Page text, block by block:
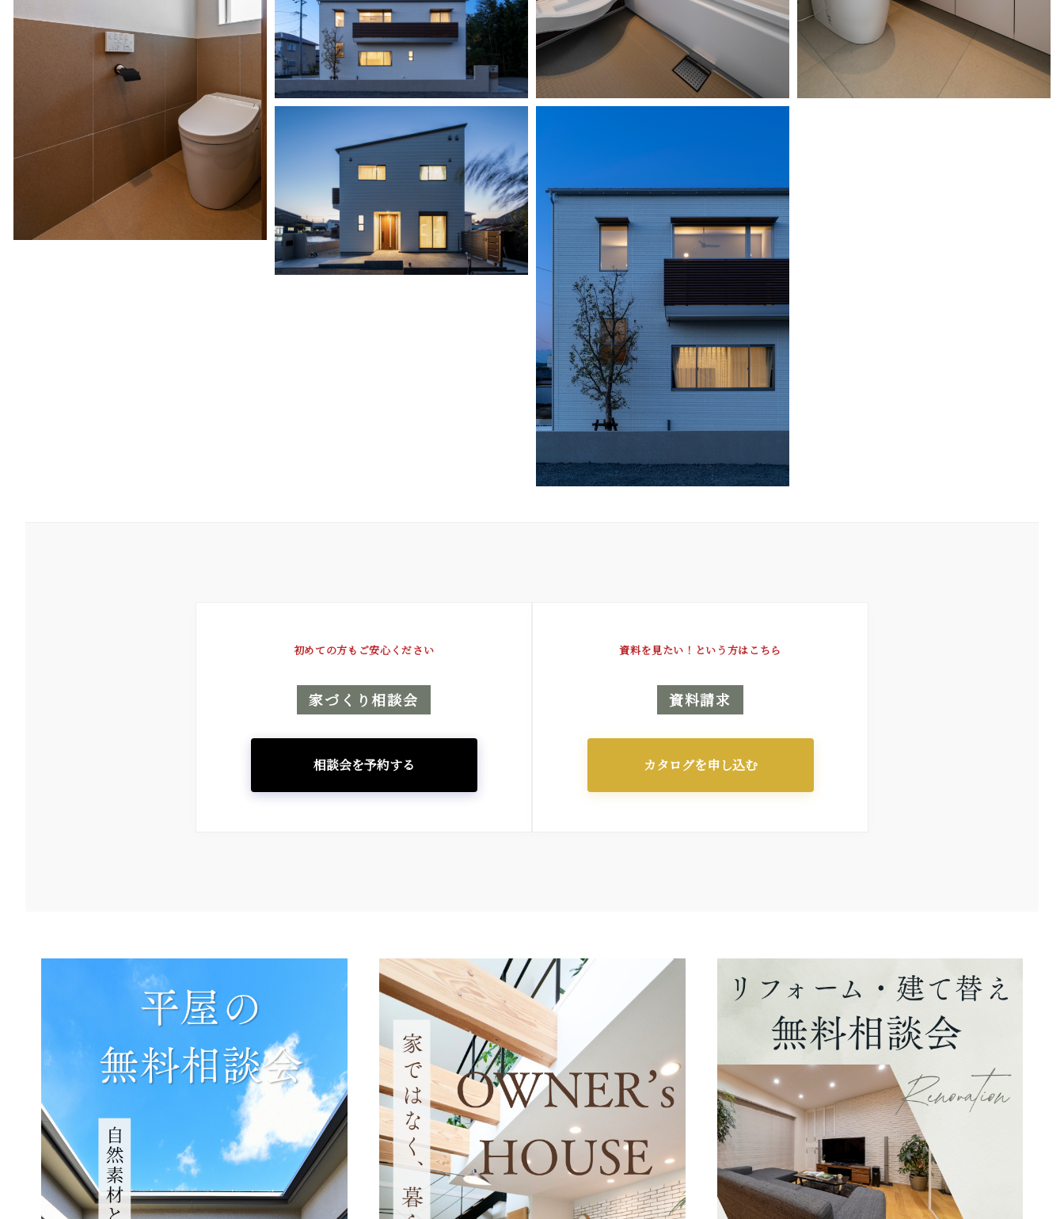
初めての方もご安心ください
家づくり相談会
相談会を予約する
資料を見たい！という方はこちら
資料請求
カタログを申し込む